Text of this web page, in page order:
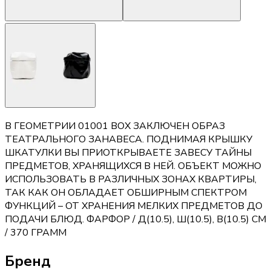
В ГЕОМЕТРИИ 01001 ВОХ ЗАКЛЮЧЕН ОБРАЗ
ТЕАТРАЛЬНОГО ЗАНАВЕСА. ПОДНИМАЯ КРЫШКУ
ШКАТУЛКИ ВЫ ПРИОТКРЫВАЕТЕ ЗАВЕСУ ТАЙНЫ
ПРЕДМЕТОВ, ХРАНЯЩИХСЯ В НЕЙ. ОБЪЕКТ МОЖНО
ИСПОЛЬЗОВАТЬ В РАЗЛИЧНЫХ ЗОНАХ КВАРТИРЫ,
ТАК КАК ОН ОБЛАДАЕТ ОБШИРНЫМ СПЕКТРОМ
ФУНКЦИЙ – ОТ ХРАНЕНИЯ МЕЛКИХ ПРЕДМЕТОВ ДО
ПОДАЧИ БЛЮД. ФАРФОР / Д(10.5), Ш(10.5), В(10.5) СМ
/ 370 ГРАММ
Бренд